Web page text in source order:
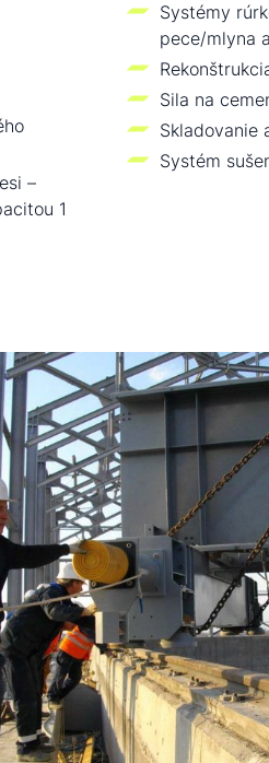
–
1
Systémy
pece/mlyna
Sila na
Skladovanie
Systém